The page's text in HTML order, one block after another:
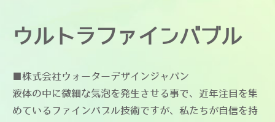
ウルトラファインバブル
​■株式会社ウォーターデザインジャパン
液体の中に微細な気泡を発生させる事で、近年注目を集
めているファインバブル技術ですが、私たちが自信を持